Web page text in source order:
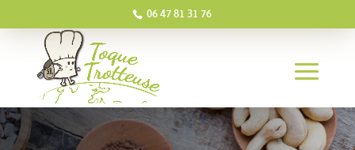
06 47 81 31 76